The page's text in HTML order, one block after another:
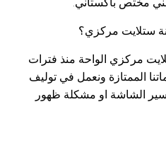
ستلايت مركزي؟
مركزي الواحة منذ فترات
الممتازة ونعمل في توليف
الشاشة او مشكلة ظهور